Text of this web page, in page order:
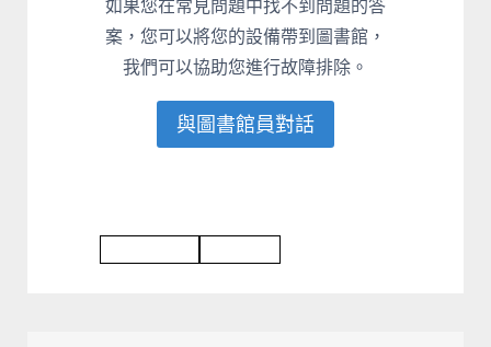
如果您在常見問題中找不到問題的答
案，您可以將您的設備帶到圖書館，
我們可以協助您進行故障排除。
與圖書館員對話